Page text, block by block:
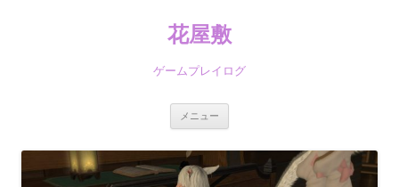
花屋敷
ゲームプレイログ
メニュー